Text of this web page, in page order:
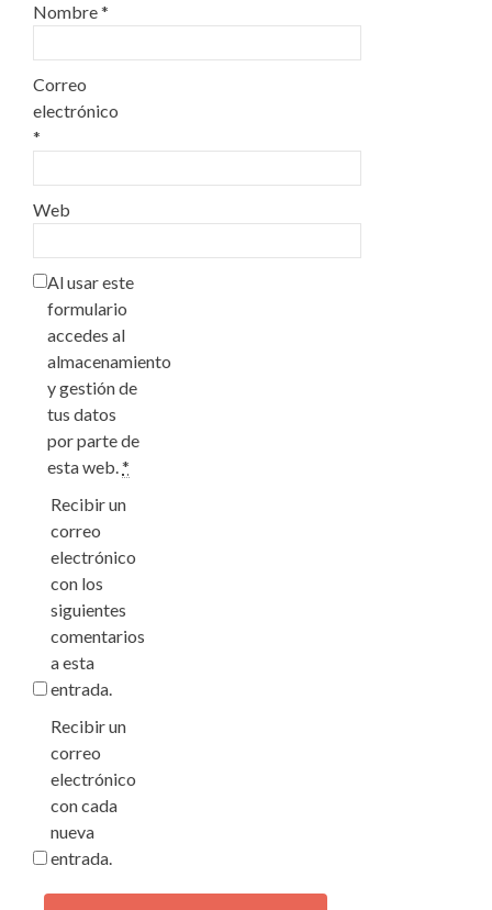
Nombre*
Correo
electrónico
*
Web
Al usar este
formulario
accedes al
almacenamiento
y gestión de
tus datos
por parte de
esta web.*
Recibir un
correo
electrónico
con los
siguientes
comentarios
a esta
entrada.
Recibir un
correo
electrónico
con cada
nueva
entrada.